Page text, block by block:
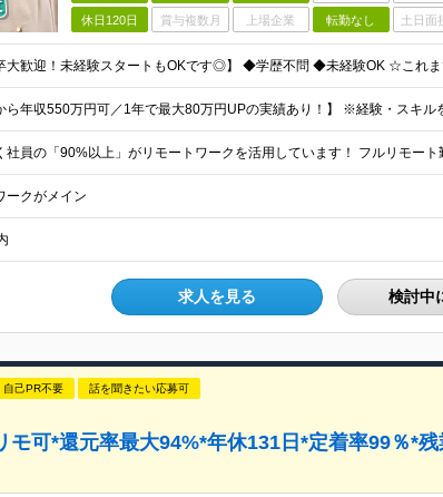
休日120日 賞与複数月 上場企業 転勤なし 土日面
ークがメイン
求人を見る 検討中
自己PR不要 話を聞きたい応募可
モ可*還元率最大94%*年休131日*定着率99％*